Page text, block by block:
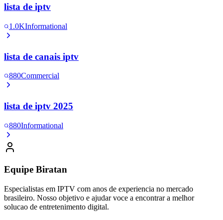
lista de iptv
1.0KInformational
lista de canais iptv
880Commercial
lista de iptv 2025
880Informational
Equipe Biratan
Especialistas em IPTV com anos de experiencia no mercado
brasileiro. Nosso objetivo e ajudar voce a encontrar a melhor
solucao de entretenimento digital.